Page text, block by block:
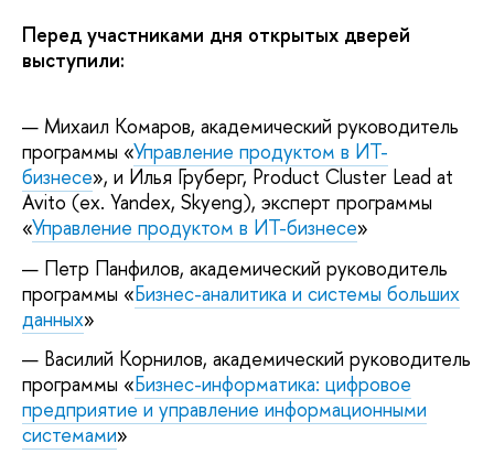
Перед участниками дня открытых дверей
выступили:
Михаил Комаров, академический руководитель
программы «Управление продуктом в ИТ-
бизнесе», и Илья Груберг, Product Cluster Lead at
Avito (ex. Yandex, Skyeng), эксперт программы
«Управление продуктом в ИТ-бизнесе»
Петр Панфилов, академический руководитель
программы «Бизнес-аналитика и системы больших
данных»
Василий Корнилов, академический руководитель
программы «Бизнес-информатика: цифровое
предприятие и управление информационными
системами»